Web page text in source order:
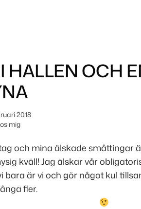
HALLEN OCH
2018
mig
och mina älskade småttingar
kväll! Jag älskar vår
bara är vi och gör något kul
fler.